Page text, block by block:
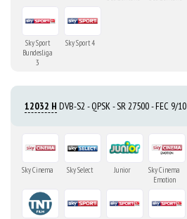
Sky Sport
Bundesliga
3
Sky Sport 4
12032 H DVB-S2 - QPSK - SR 27500 - FEC 9/10
Sky Cinema Sky Select Junior
Sky Cinema
Emotion